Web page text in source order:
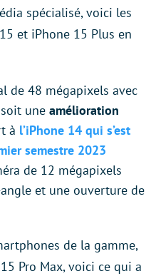
spécialisé, voici les
et iPhone 15 Plus en
de 48 mégapixels avec
soit une amélioration
à l’iPhone 14 qui s’est
semestre 2023
de 12 mégapixels
et une ouverture de
de la gamme,
Pro Max, voici ce qui a